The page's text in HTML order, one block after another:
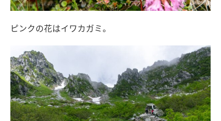
ピンクの花はイワカガミ。